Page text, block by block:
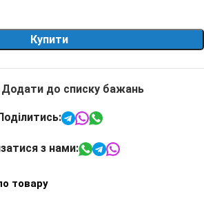
Купити
Додати до списку бажань
з нами:
товару